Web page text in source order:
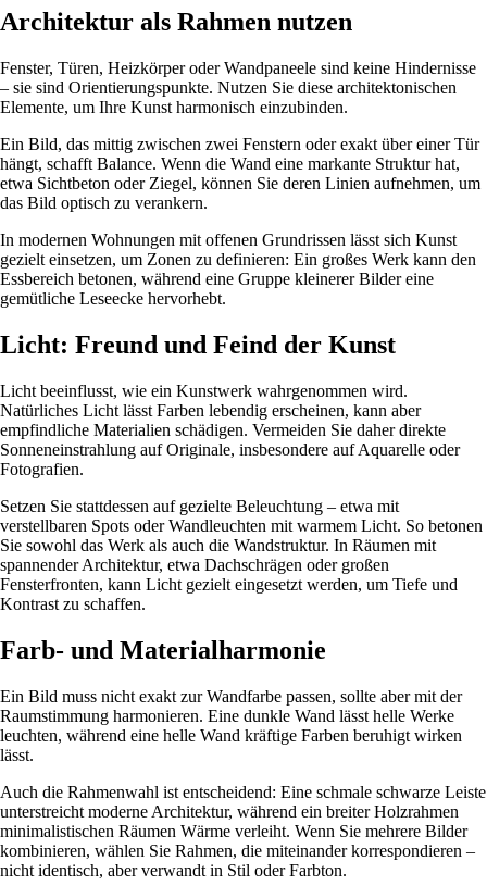
Architektur als Rahmen nutzen
Fenster, Türen, Heizkörper oder Wandpaneele sind keine Hindernisse
– sie sind Orientierungspunkte. Nutzen Sie diese architektonischen
Elemente, um Ihre Kunst harmonisch einzubinden.
Ein Bild, das mittig zwischen zwei Fenstern oder exakt über einer Tür
hängt, schafft Balance. Wenn die Wand eine markante Struktur hat,
etwa Sichtbeton oder Ziegel, können Sie deren Linien aufnehmen, um
das Bild optisch zu verankern.
In modernen Wohnungen mit offenen Grundrissen lässt sich Kunst
gezielt einsetzen, um Zonen zu definieren: Ein großes Werk kann den
Essbereich betonen, während eine Gruppe kleinerer Bilder eine
gemütliche Leseecke hervorhebt.
Licht: Freund und Feind der Kunst
Licht beeinflusst, wie ein Kunstwerk wahrgenommen wird.
Natürliches Licht lässt Farben lebendig erscheinen, kann aber
empfindliche Materialien schädigen. Vermeiden Sie daher direkte
Sonneneinstrahlung auf Originale, insbesondere auf Aquarelle oder
Fotografien.
Setzen Sie stattdessen auf gezielte Beleuchtung – etwa mit
verstellbaren Spots oder Wandleuchten mit warmem Licht. So betonen
Sie sowohl das Werk als auch die Wandstruktur. In Räumen mit
spannender Architektur, etwa Dachschrägen oder großen
Fensterfronten, kann Licht gezielt eingesetzt werden, um Tiefe und
Kontrast zu schaffen.
Farb- und Materialharmonie
Ein Bild muss nicht exakt zur Wandfarbe passen, sollte aber mit der
Raumstimmung harmonieren. Eine dunkle Wand lässt helle Werke
leuchten, während eine helle Wand kräftige Farben beruhigt wirken
lässt.
Auch die Rahmenwahl ist entscheidend: Eine schmale schwarze Leiste
unterstreicht moderne Architektur, während ein breiter Holzrahmen
minimalistischen Räumen Wärme verleiht. Wenn Sie mehrere Bilder
kombinieren, wählen Sie Rahmen, die miteinander korrespondieren –
nicht identisch, aber verwandt in Stil oder Farbton.